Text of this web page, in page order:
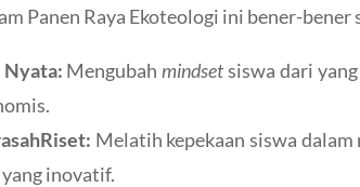
Panen Raya Ekoteologi ini bener-
Mengubahmindsetsiswa dari
Melatih kepekaan siswa
inovatif.